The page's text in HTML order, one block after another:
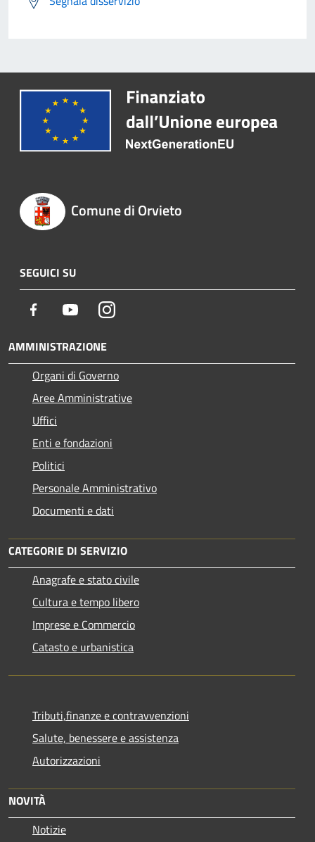
Comune di Orvieto
SEGUICI SU
Facebook YoutubeInstagram
AMMINISTRAZIONE
Organi di Governo
Aree Amministrative
Uffici
Enti e fondazioni
Politici
Personale Amministrativo
Documenti e dati
CATEGORIE DI SERVIZIO
Anagrafe e stato civile
Cultura e tempo libero
Imprese e Commercio
Catasto e urbanistica
Tributi,finanze e contravvenzioni
Salute, benessere e assistenza
Autorizzazioni
NOVITÀ
Notizie